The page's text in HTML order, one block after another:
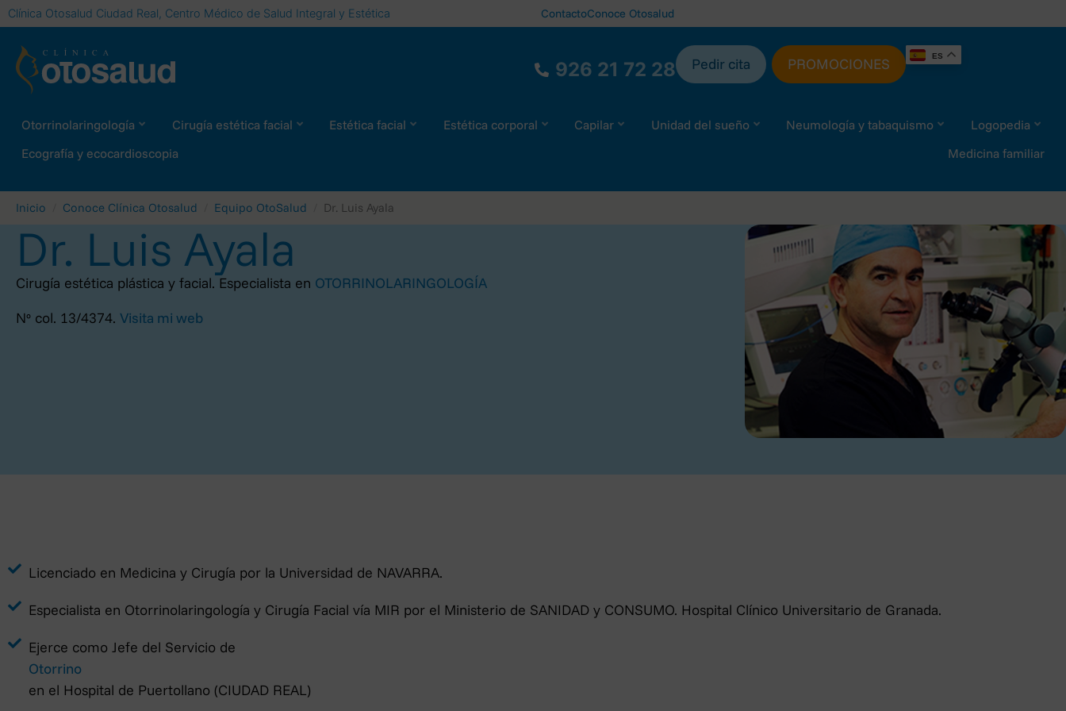
Clínica Otosalud Ciudad Real, Centro Médico de Salud Integral y Estética ContactoConoce Otosalud
926 21 72 28 Pedir cita PROMOCIONES ES
Otorrinolaringología Cirugía estética facial Estética facial Estética corporal Capilar Unidad del sueño Neumología y tabaquismo
Logopedia
Ecografía y ecocardioscopia
Medicina familiar
Inicio Conoce Clínica Otosalud Equipo OtoSalud Dr. Luis Ayala
Dr. Luis Ayala
Cirugía estética plástica y facial. Especialista en OTORRINOLARINGOLOGÍA
Nº col. 13/4374. Visita mi web
Licenciado en Medicina y Cirugía por la Universidad de NAVARRA.
Especialista en Otorrinolaringología y Cirugía Facial vía MIR por el Ministerio de SANIDAD y CONSUMO. Hospital Clínico Universitario de Granada.
Ejerce como Jefe del Servicio de
Otorrino
en el Hospital de Puertollano (CIUDAD REAL)
Política de privacidad
digitales y el Reglamento (UE) 2016/679, se le informa que los datos personales facilitados por usted serán incorporados a la base
servicios.